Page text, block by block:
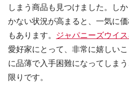
しまう商品も見つけました。し
かない状況が高まると、一気に
もあります。
ジャパニーズウイ
愛好家にとって、非常に嬉しい
に品薄で入手困難になってしま
限りです。